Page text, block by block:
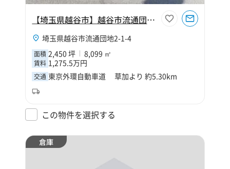
【埼玉県越谷市】越谷市流通団地2丁目2450坪倉庫
埼玉県越谷市流通団地2-1-4
面積 2,450 坪 8,099 ㎡
賃料 1,275.5万円
交通 東京外環自動車道 草加より 約5.30km
この物件を選択する
倉庫